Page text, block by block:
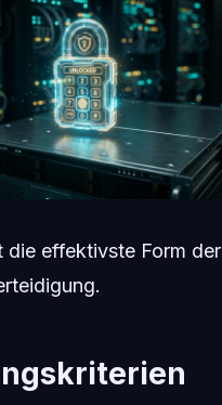
die effektivste Form der